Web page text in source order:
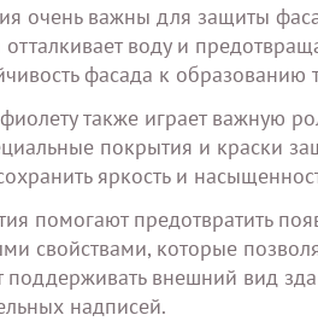
очень важны для защиты
воду и
фасада к
также играет важную
покрытия и краски
яркость и
помогают предотвратить
свойствами, которые
поддерживать внешний вид
надписей.